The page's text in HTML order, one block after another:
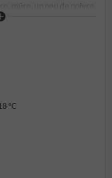
mûre, un peu de poivre
En bouche, il est
et une finale
polyvalent et
SUPERIORE.DE
°C